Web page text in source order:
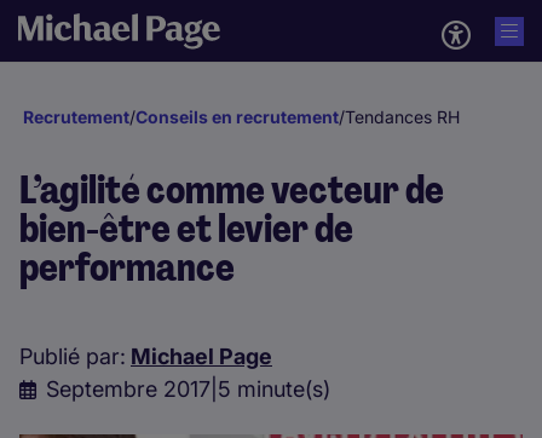
Recrutement/Conseils en recrutement/Tendances RH
L’agilité comme vecteur de
bien-être et levier de
performance
Publié par: Michael Page
Septembre 2017 5 minute(s)